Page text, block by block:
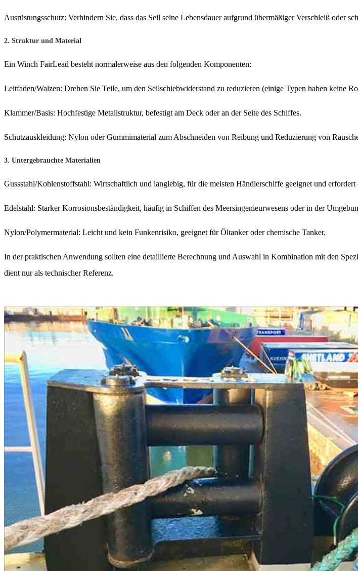
Ausrüstungsschutz: Verhindern Sie, dass das Seil seine Lebensdauer aufgrund übermäßiger Verschleiß oder
2. Struktur und Material
Ein Winch FairLead besteht normalerweise aus den folgenden Komponenten:
Leitfaden/Walzen: Drehen Sie Teile, um den Seilschiebwiderstand zu reduzieren (einige Typen haben keine
Klammer/Basis: Hochfestige Metallstruktur, befestigt am Deck oder an der Seite des Schiffes.
Schutzauskleidung: Nylon oder Gummimaterial zum Abschneiden von Reibung und Reduzierung von
3. Untergebrauchte Materialien
Gussstahl/Kohlenstoffstahl: Wirtschaftlich und langlebig, für die meisten Händlerschiffe geeignet und
Edelstahl: Starker Korrosionsbeständigkeit, häufig in Schiffen des Meersingenieurwesens oder in der
Nylon/Polymermaterial: Leicht und kein Funkenrisiko, geeignet für Öltanker oder chemische Tanker.
In der praktischen Anwendung sollten eine detaillierte Berechnung und Auswahl in Kombination mit den
dient nur als technischer Referenz.